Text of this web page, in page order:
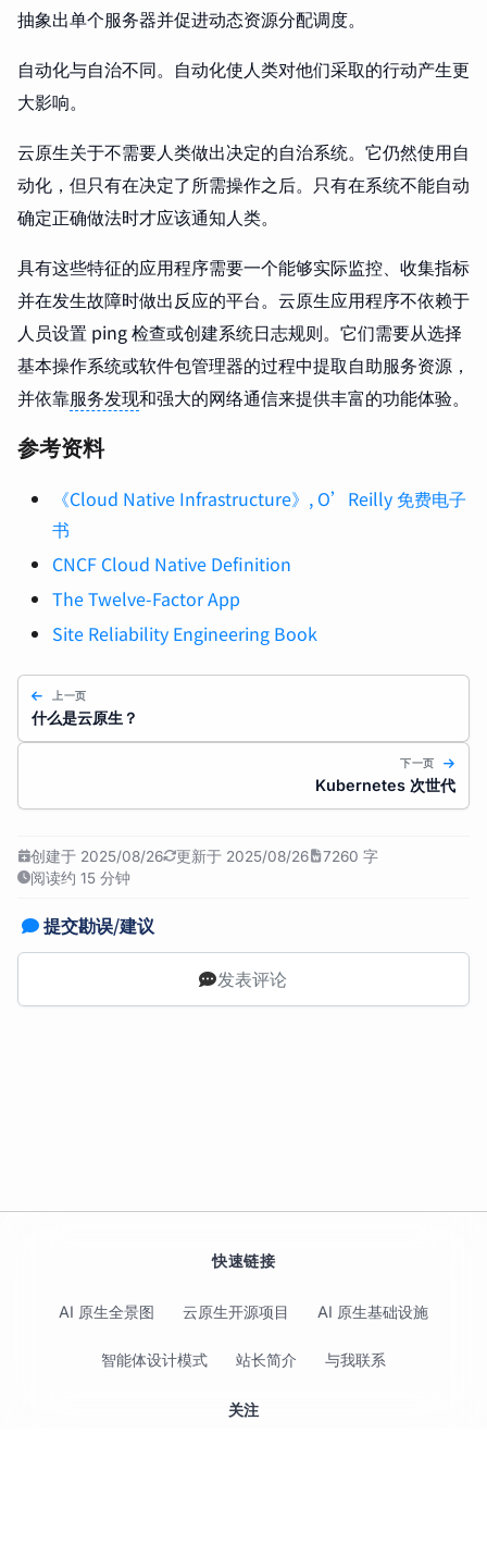
抽象出单个服务器并促进动态资源分配调度。
自动化与自治不同。自动化使人类对他们采取的行动产生更
大影响。
云原生关于不需要人类做出决定的自治系统。它仍然使用自
动化，但只有在决定了所需操作之后。只有在系统不能自动
确定正确做法时才应该通知人类。
具有这些特征的应用程序需要一个能够实际监控、收集指标
并在发生故障时做出反应的平台。云原生应用程序不依赖于
人员设置 ping 检查或创建系统日志规则。它们需要从选择
基本操作系统或软件包管理器的过程中提取自助服务资源，
并依靠服务发现和强大的网络通信来提供丰富的功能体验。
参考资料
《Cloud Native Infrastructure》, O’Reilly 免费电子
书
CNCF Cloud Native Definition
The Twelve-Factor App
Site Reliability Engineering Book
上一页
什么是云原生？
下一页
Kubernetes 次世代
创建于 2025/08/26 更新于 2025/08/26
7260 字
阅读约 15 分钟
提交勘误/建议
发表评论
快速链接
AI 原生全景图 云原生开源项目 AI 原生基础设施
智能体设计模式 站长简介 与我联系
关注